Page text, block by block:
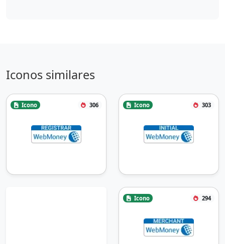
Iconos similares
Icono 306 Icono 303
Icono 294